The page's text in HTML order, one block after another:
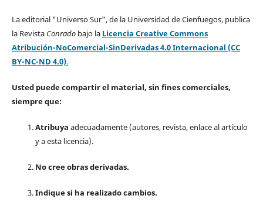
La editorial "Universo Sur", de la Universidad de Cienfuegos, publica
la Revista Conradobajo la Licencia Creative Commons
Atribución-NoComercial-SinDerivadas 4.0 Internacional (CC
BY-NC-ND 4.0).
Usted puede compartir el material, sin fines comerciales,
siempre que:
Atribuya adecuadamente (autores, revista, enlace al artículo
y a esta licencia).
No cree obras derivadas.
Indique si ha realizado cambios.